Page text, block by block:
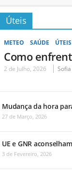
Úteis
METEO SAÚDE ÚTEIS
Como
2 de Julho, 2026
Mudança da hora
27 de Março, 2026
UE e GNR
3 de Fevereiro, 2026